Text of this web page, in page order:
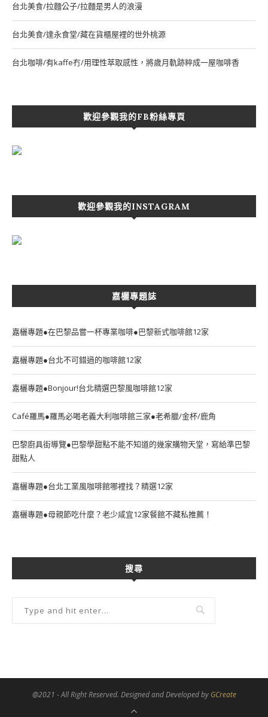
台北美食/拉麵公子/拉麵是男人的浪漫
台北美食/達永食堂/藏在貨櫃屋裡的世外桃源
台北咖啡/有kaffe冇/用理性萃取感性，將歲月軌跡粹成一屋咖啡香
歡迎參觀我的FB粉絲專頁
歡迎參觀我的INSTAGRAM
嘉欐專題誌
嘉欐專題●在巴黎品嘗一杯專業咖啡●巴黎新式咖啡館12家
嘉欐專題●台北不可錯過的咖啡館12家
嘉欐專題●Bonjour!台北精選巴黎風咖啡館12家
Café羅馬●羅馬必喝老義大利咖啡館三家●老希臘/金杯/鹿角
巴黎廚具街導覽●巴黎學甜點不能不知道的幾家購物天堂，寫給準巴黎
甜點人
嘉欐專題●台北工業風咖啡館哪裡找？精選12家
嘉欐專題●母親節吃什麼？老少咸宜12家餐館不藏私推薦！
搜尋
@2021 - All Right Reserved. Designed and Developed by GCreate